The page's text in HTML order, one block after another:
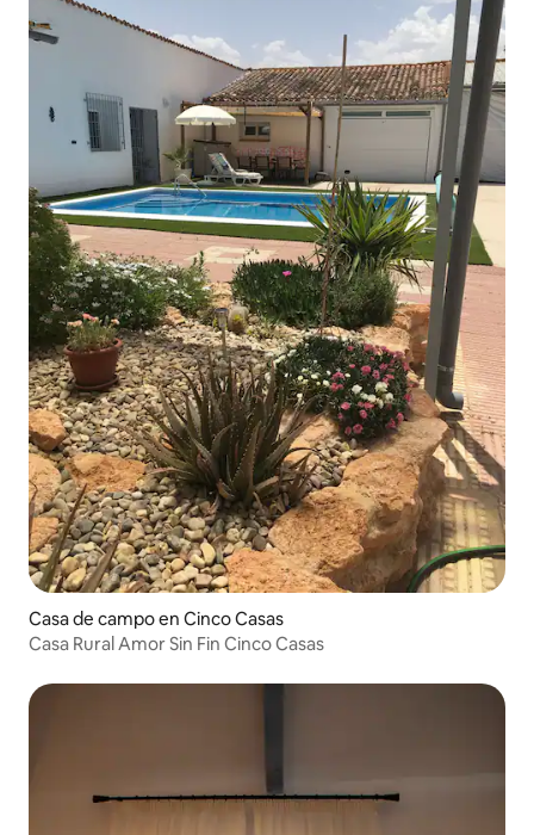
Casa de campo en Cinco Casas
Casa Rural Amor Sin Fin Cinco Casas